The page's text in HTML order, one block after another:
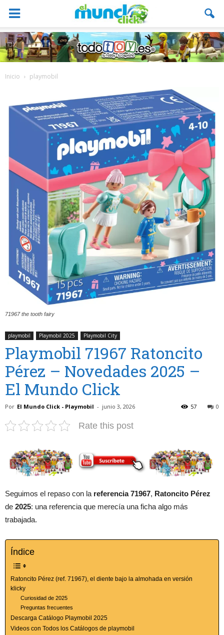
Inicio playmobil
71967 the tooth fairy
playmobil Playmobil 2025 Playmobil City
Playmobil 71967 Ratoncito
Pérez – Novedades 2025 –
El Mundo Click
Por El Mundo Click - Playmobil - junio 3, 2026 0
57
Rate this post
Seguimos el repaso con la referencia 71967, Ratoncito Pérez
de 2025: una referencia que merecía una ficha algo más
trabajada.
Índice
Ratoncito Pérez (ref. 71967), el diente bajo la almohada en versión
klicky
Curiosidad de 2025
Preguntas frecuentes
Descarga Catálogo Playmobil 2025
Videos con Todos los Catálogos de playmobil